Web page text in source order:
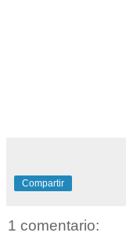
Compartir
1 comentario: